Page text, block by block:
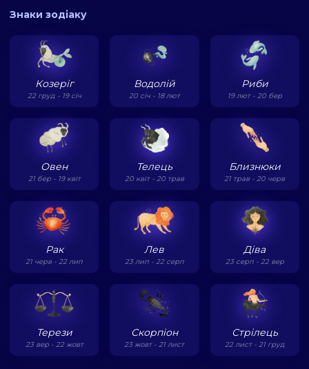
Знаки зодіаку
Козеріг
22 груд - 19 січ
Водолій
20 січ - 18 лют
Риби
19 лют - 20 бер
Овен
21 бер - 19 квіт
Телець
20 квіт - 20 трав
Близнюки
21 трав - 20 черв
Рак
21 черв - 22 лип
Лев
23 лип - 22 серп
Діва
23 серп - 22 вер
Терези
23 вер - 22 жовт
Скорпіон
23 жовт - 21 лист
Стрілець
22 лист - 21 груд